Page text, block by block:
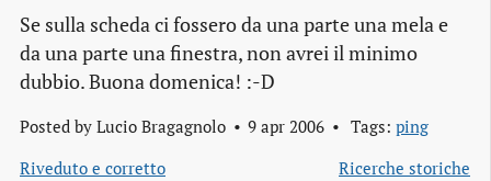
Se sulla scheda ci fossero da una parte una mela e
da una parte una finestra, non avrei il minimo
dubbio. Buona domenica! :-D
Posted by Lucio Bragagnolo 9 apr 2006 Tags: ping
Riveduto e corretto
Ricerche storiche